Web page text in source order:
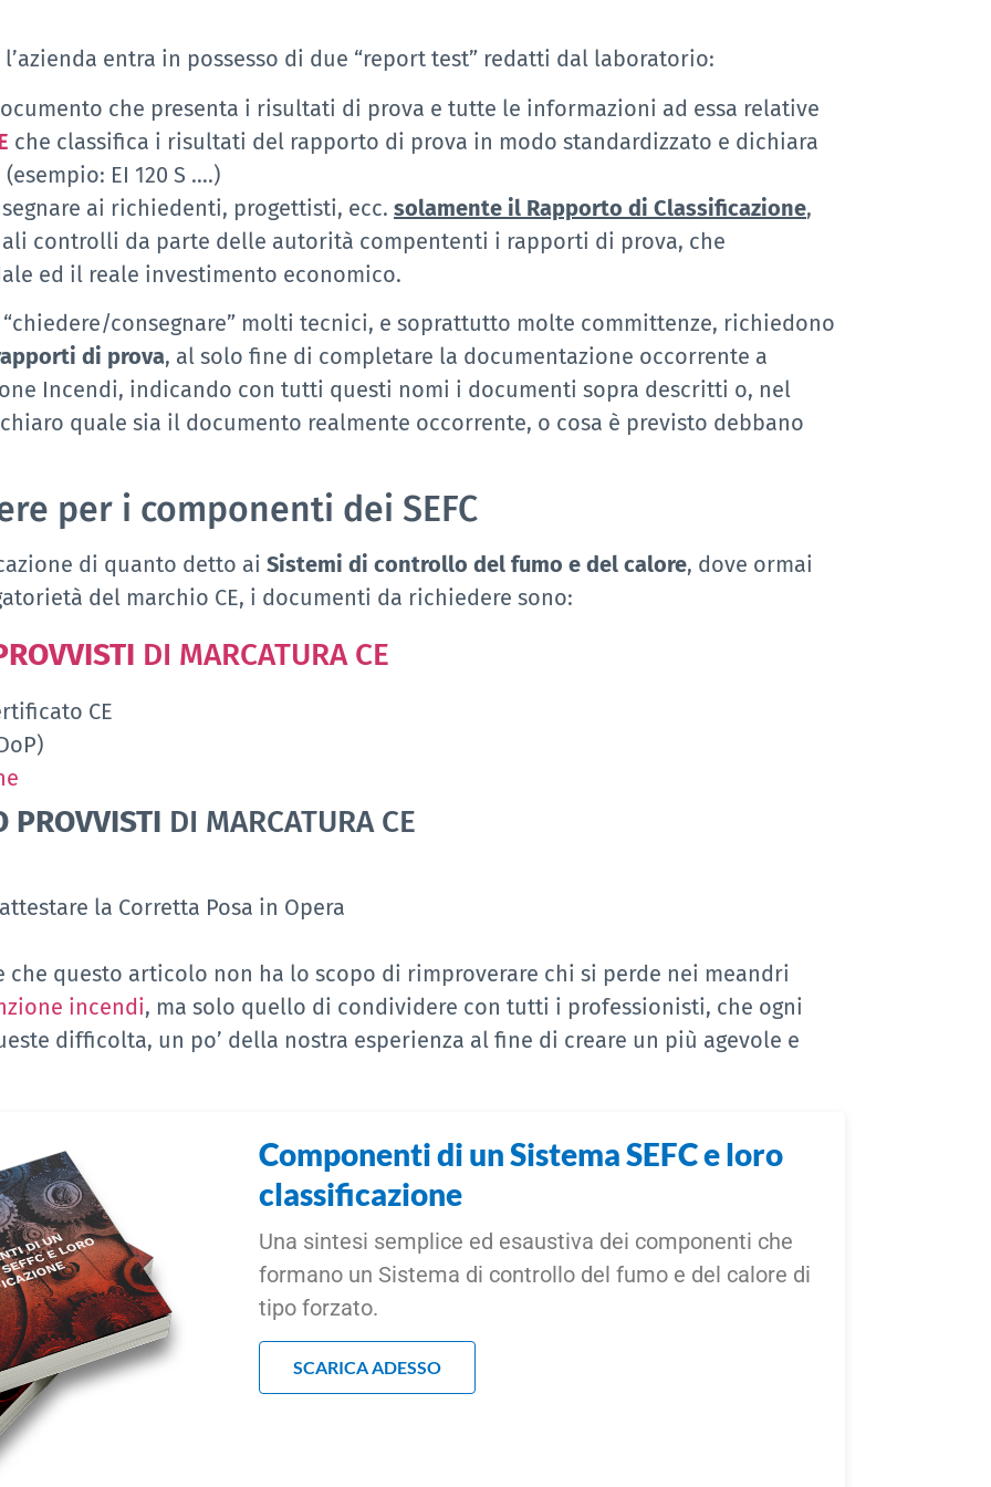
entra in possesso di due “report test” redatti dal laboratorio:
che presenta i risultati di prova e tutte le informazioni ad essa relative
che classifica i risultati del rapporto di prova in modo standardizzato e dichiara
EI 120 S ….)
ai richiedenti, progettisti, ecc. solamente il Rapporto di Classificazione,
controlli da parte delle autorità compententi i rapporti di prova, che
ed il reale investimento economico.
consegnare” molti tecnici, e soprattutto molte committenze, richiedono
di prova, al solo fine di completare la documentazione occorrente a
Incendi, indicando con tutti questi nomi i documenti sopra descritti o, nel
quale sia il documento realmente occorrente, o cosa è previsto debbano
per i componenti dei SEFC
di quanto detto ai Sistemi di controllo del fumo e del calore, dove ormai
del marchio CE, i documenti da richiedere sono:
DI MARCATURA CE
CE
PROVVISTI DI MARCATURA CE
la Corretta Posa in Opera
questo articolo non ha lo scopo di rimproverare chi si perde nei meandri
incendi, ma solo quello di condividere con tutti i professionisti, che ogni
difficolta, un po’ della nostra esperienza al fine di creare un più agevole e
Componenti di un Sistema SEFC e loro
classificazione
Una sintesi semplice ed esaustiva dei componenti che
formano un Sistema di controllo del fumo e del calore di
tipo forzato.
SCARICA ADESSO